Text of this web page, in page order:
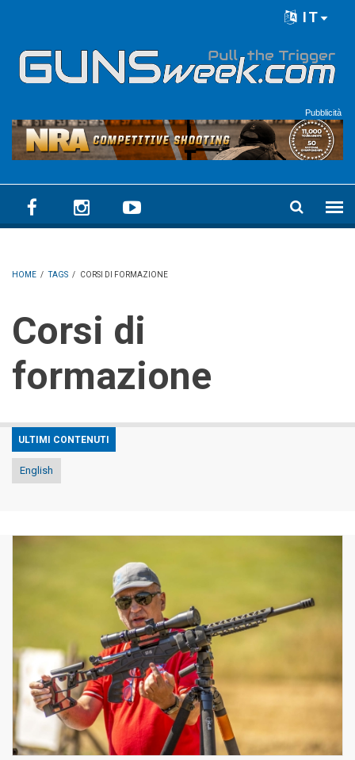
IT
Pubblicità
HOME / TAGS / CORSI DI FORMAZIONE
Corsi di
formazione
ULTIMI CONTENUTI
English